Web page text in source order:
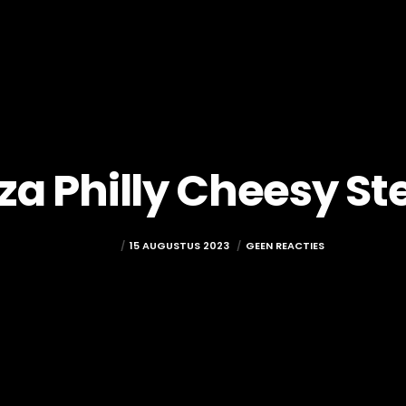
Philly Cheesy
15 AUGUSTUS 2023 GEEN REACTIES